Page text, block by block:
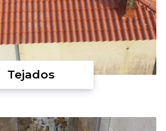
Tejados